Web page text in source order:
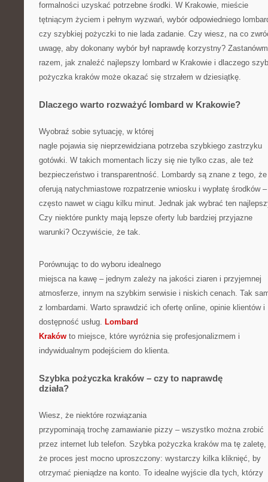
formalności uzyskać potrzebne środki. W Krakowie, mieście
tętniącym życiem i pełnym wyzwań, wybór odpowiedniego
czy szybkiej pożyczki to nie lada zadanie. Czy wiesz, na co
uwagę, aby dokonany wybór był naprawdę korzystny?
razem, jak znaleźć najlepszy lombard w Krakowie i dlaczego
pożyczka kraków może okazać się strzałem w dziesiątkę.
Dlaczego warto rozważyć lombard w Krakowie?
Wyobraź sobie sytuację, w której
nagle pojawia się nieprzewidziana potrzeba szybkiego zastrzyku
gotówki. W takich momentach liczy się nie tylko czas, ale też
bezpieczeństwo i transparentność. Lombardy są znane z tego, że
oferują natychmiastowe rozpatrzenie wniosku i wypłatę środków –
często nawet w ciągu kilku minut. Jednak jak wybrać ten
Czy niektóre punkty mają lepsze oferty lub bardziej przyjazne
warunki? Oczywiście, że tak.
Porównując to do wyboru idealnego
miejsca na kawę – jednym zależy na jakości ziaren i przyjemnej
atmosferze, innym na szybkim serwisie i niskich cenach. Tak
z lombardami. Warto sprawdzić ich ofertę online, opinie klientów i
dostępność usług. Lombard
Kraków to miejsce, które wyróżnia się profesjonalizmem i
indywidualnym podejściem do klienta.
Szybka pożyczka kraków – czy to naprawdę
działa?
Wiesz, że niektóre rozwiązania
przypominają trochę zamawianie pizzy – wszystko można zrobić
przez internet lub telefon. Szybka pożyczka kraków ma tę zaletę,
że proces jest mocno uproszczony: wystarczy kilka kliknięć, by
otrzymać pieniądze na konto. To idealne wyjście dla tych, którzy